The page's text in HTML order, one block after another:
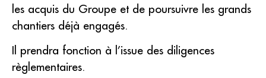
les acquis du Groupe et de poursuivre les grands
chantiers déjà engagés.
Il prendra fonction à l’issue des diligences
règlementaires.